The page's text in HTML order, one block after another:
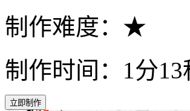
制作难度：★
制作时间：1分13
立即制作